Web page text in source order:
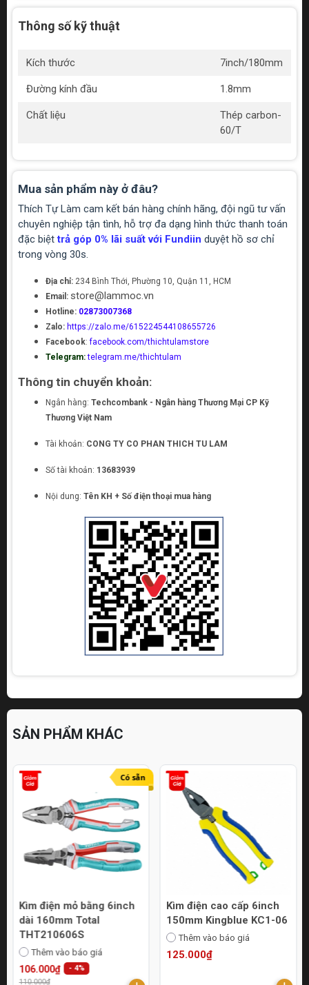
Thông số kỹ thuật
Kích thước 7inch/180mm
Đường kính đầu 1.8mm
Chất liệu
Thép carbon-
60/T
Mua sản phẩm này ở đâu?
Thích Tự Làm cam kết bán hàng chính hãng, đội ngũ tư vấn
chuyên nghiệp tận tình, hỗ trợ đa dạng hình thức thanh toán
đặc biệttrả góp 0% lãi suất với Fundiin duyệt hồ sơ chỉ
trong vòng 30s.
Địa chỉ: 234 Bình Thới, Phường 10, Quận 11, HCM
Email: store@lammoc.vn
Hotline: 02873007368
Zalo: https://zalo.me/615224544108655726
Facebook:facebook.com/thichtulamstore
Telegram: telegram.me/thichtulam
Thông tin chuyển khoản:
Ngân hàng: Techcombank - Ngân hàng Thương Mại CP Kỹ
Thương Việt Nam
Tài khoản: CONG TY CO PHAN THICH TU LAM
Số tài khoản: 13683939
Nội dung: Tên KH + Số điện thoại mua hàng
SẢN PHẨM KHÁC
Có sẵn
Kìm điện mỏ bằng 6inch
dài 160mm Total
THT210606S
Thêm vào báo giá
106.000₫
110.000₫
- 4%
Kìm điện cao cấp 6inch
150mm Kingblue KC1-06
Thêm vào báo giá
125.000₫